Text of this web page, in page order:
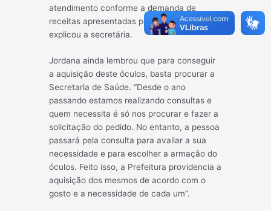
atendimento conforme a demanda de
receitas apresentadas pela população”,
explicou a secretária.
Jordana ainda lembrou que para conseguir
a aquisição deste óculos, basta procurar a
Secretaria de Saúde. “Desde o ano
passando estamos realizando consultas e
quem necessita é só nos procurar e fazer a
solicitação do pedido. No entanto, a pessoa
passará pela consulta para avaliar a sua
necessidade e para escolher a armação do
óculos. Feito isso, a Prefeitura providencia a
aquisição dos mesmos de acordo com o
gosto e a necessidade de cada um”.